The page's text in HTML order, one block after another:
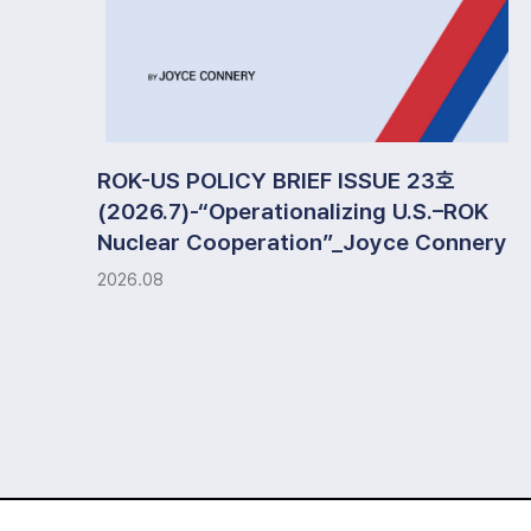
ROK-US POLICY BRIEF ISSUE 23호
(2026.7)-“Operationalizing U.S.–ROK
Nuclear Cooperation”_Joyce Connery
2026.08